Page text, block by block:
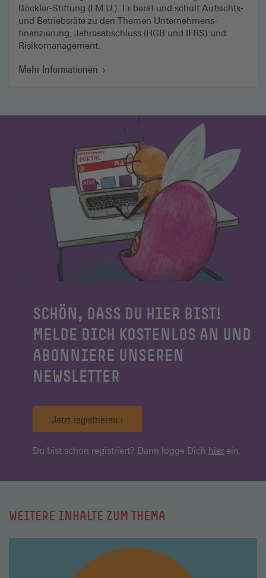
Böckler-Stiftung (I.M.U.). Er berät und schult Aufsichts-
und Betriebsräte zu den Themen Unternehmens­
finanzierung, Jahresabschluss (HGB und IFRS) und
Risiko­management.
Mehr Informationen
SCHÖN, DASS DU HIER BIST!
MELDE DICH KOSTENLOS AN UND
ABONNIERE UNSEREN
NEWSLETTER
Jetzt registrieren
Du bist schon registriert? Dann logge Dich hier ein.
WEITERE INHALTE ZUM THEMA